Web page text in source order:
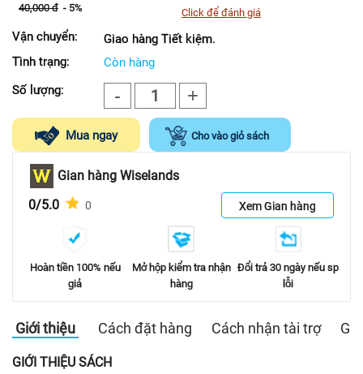
40,000 đ - 5% Click để đánh giá
Vận chuyển:
Giao hàng Tiết kiệm.
Tình trạng:
Còn hàng
Số lượng:
- 1 +
Mua ngay Cho vào giỏ sách
Gian hàng Wiselands
0/5.0
0 Xem Gian hàng
Hoàn tiền 100% nếu
giả
Mở hộp kiểm tra nhận
hàng
Đổi trả 30 ngày nếu sp
lỗi
Giới thiệu Cách đặt hàng Cách nhận tài trợ
GIỚI THIỆU SÁCH